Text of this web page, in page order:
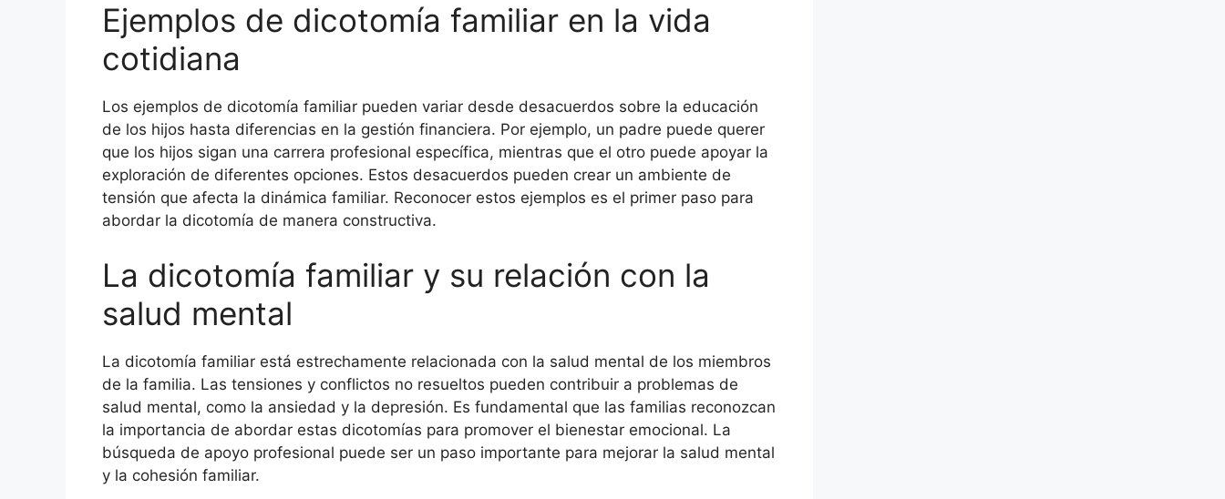
Ejemplos de dicotomía familiar en la vida
cotidiana
Los ejemplos de dicotomía familiar pueden variar desde desacuerdos sobre la educación
de los hijos hasta diferencias en la gestión financiera. Por ejemplo, un padre puede querer
que los hijos sigan una carrera profesional específica, mientras que el otro puede apoyar la
exploración de diferentes opciones. Estos desacuerdos pueden crear un ambiente de
tensión que afecta la dinámica familiar. Reconocer estos ejemplos es el primer paso para
abordar la dicotomía de manera constructiva.
La dicotomía familiar y su relación con la
salud mental
La dicotomía familiar está estrechamente relacionada con la salud mental de los miembros
de la familia. Las tensiones y conflictos no resueltos pueden contribuir a problemas de
salud mental, como la ansiedad y la depresión. Es fundamental que las familias reconozcan
la importancia de abordar estas dicotomías para promover el bienestar emocional. La
búsqueda de apoyo profesional puede ser un paso importante para mejorar la salud mental
y la cohesión familiar.